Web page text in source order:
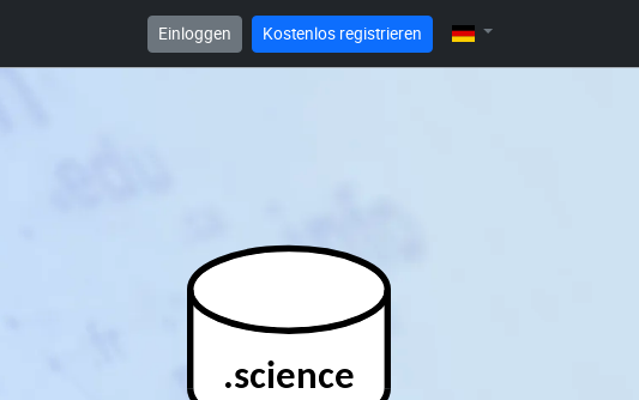
Einloggen Kostenlos registrieren
.science